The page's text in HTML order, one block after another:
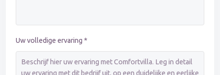
Uw volledige ervaring *